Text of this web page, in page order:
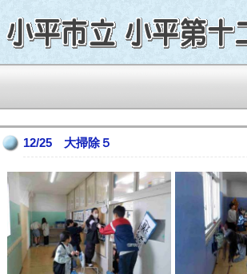
12/25 大掃除５